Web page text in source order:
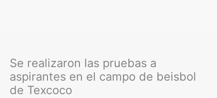
Se realizaron las pruebas a
aspirantes en el campo de beisbol
de Texcoco